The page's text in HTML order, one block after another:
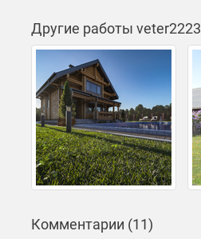
Другие работы veter2223
Комментарии (11)